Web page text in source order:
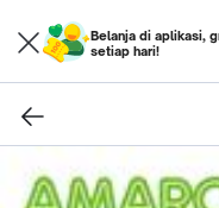
Belanja di aplikasi,
setiap hari!